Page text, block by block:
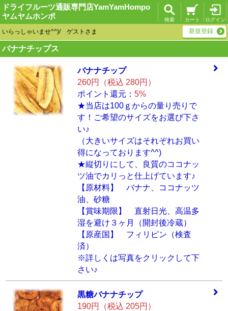
ドライフルーツ通販専門店YamYamHompo
ヤムヤムホンポ
ログイン
カート
検索
いらっしゃいませ^^)/ ゲストさま 新規登録
バナナチップス
バナナチップ
260円（税込 280円）
ポイント還元： 5%
★当店は100ｇからの量り売りで
す！ご希望のサイズをお選び下さ
い♪
（大きいサイズはそれぞれお買い
得になっております^^)
★縦切りにして、良質のココナッ
ツ油でカリっと仕上げています♪
【原材料】 バナナ、ココナッツ
油、砂糖
【賞味期限】 直射日光、高温多
湿を避け３ヶ月（開封後冷蔵）
【原産国】 フィリピン（検査
済）
※詳しくは写真をクリックして下
さい♪
黒糖バナナチップ
190円（税込 205円）